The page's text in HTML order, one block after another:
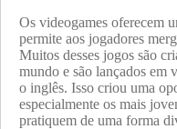
Os videogames oferecem
permite aos jogadores
Muitos desses jogos são
mundo e são lançados em
o inglês. Isso criou uma
especialmente os mais
pratiquem de uma forma